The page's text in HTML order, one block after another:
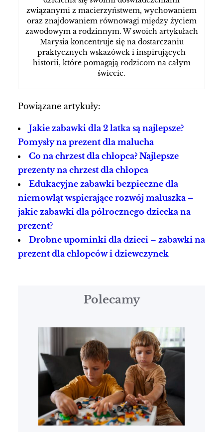
związanymi z macierzyństwem, wychowaniem
oraz znajdowaniem równowagi między życiem
zawodowym a rodzinnym. W swoich artykułach
Marysia koncentruje się na dostarczaniu
praktycznych wskazówek i inspirujących
historii, które pomagają rodzicom na całym
świecie.
Powiązane artykuły:
Jakie zabawki dla 2 latka są najlepsze?
Pomysły na prezent dla malucha
Co na chrzest dla chłopca? Najlepsze
prezenty na chrzest dla chłopca
Edukacyjne zabawki bezpieczne dla
niemowląt wspierające rozwój maluszka –
jakie zabawki dla półrocznego dziecka na
prezent?
Drobne upominki dla dzieci – zabawki na
prezent dla chłopców i dziewczynek
Polecamy